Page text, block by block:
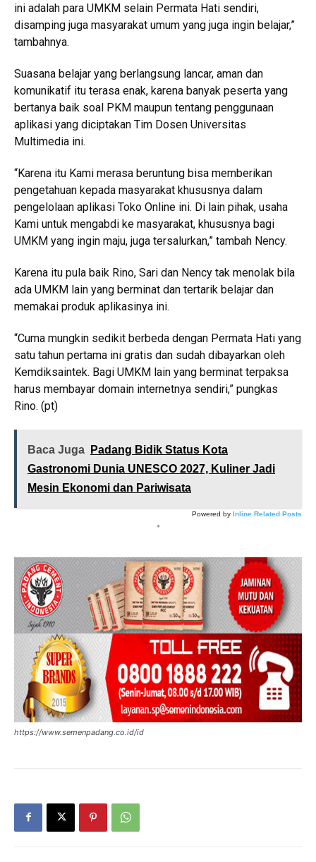
ini adalah para UMKM selain Permata Hati sendiri,
disamping juga masyarakat umum yang juga ingin belajar,”
tambahnya.
Suasana belajar yang berlangsung lancar, aman dan
komunikatif itu terasa enak, karena banyak peserta yang
bertanya baik soal PKM maupun tentang penggunaan
aplikasi yang diciptakan Tim Dosen Universitas
Multimedia ini.
“Karena itu Kami merasa beruntung bisa memberikan
pengetahuan kepada masyarakat khususnya dalam
pengelolaan aplikasi Toko Online ini. Di lain pihak, usaha
Kami untuk mengabdi ke masyarakat, khususnya bagi
UMKM yang ingin maju, juga tersalurkan,” tambah Nency.
Karena itu pula baik Rino, Sari dan Nency tak menolak bila
ada UMKM lain yang berminat dan tertarik belajar dan
memakai produk aplikasinya ini.
“Cuma mungkin sedikit berbeda dengan Permata Hati yang
satu tahun pertama ini gratis dan sudah dibayarkan oleh
Kemdiksaintek. Bagi UMKM lain yang berminat terpaksa
harus membayar domain internetnya sendiri,” pungkas
Rino. (pt)
Baca Juga
Padang Bidik Status Kota
Gastronomi Dunia UNESCO 2027, Kuliner Jadi
Mesin Ekonomi dan Pariwisata
Powered by Inline Related Posts
*
https://www.semenpadang.co.id/id